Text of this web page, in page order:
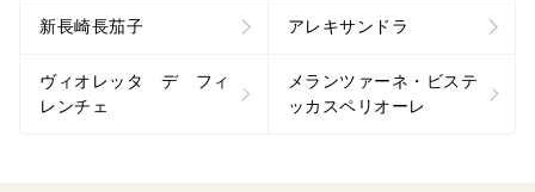
新長崎長茄子 アレキサンドラ
ヴィオレッタ デ フィ
レンチェ
メランツァーネ・ビステ
ッカスペリオーレ